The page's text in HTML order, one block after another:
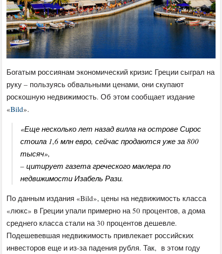
Богатым россиянам экономический кризис Греции сыграл на
руку – пользуясь обвальными ценами, они скупают
роскошную недвижимость. Об этом сообщает издание
«Bild».
«Еще несколько лет назад вилла на острове Сирос
стоила 1,6 млн евро, сейчас продаются уже за 800
тысяч»,
– цитирует газета греческого маклера по
недвижимости Изабель Рази.
По данным издания «Bild», цены на недвижимость класса
«люкс» в Греции упали примерно на 50 процентов, а дома
среднего класса стали на 30 процентов дешевле.
Подешевевшая недвижимость привлекает российских
инвесторов еще и из-за падения рубля. Так, в этом году